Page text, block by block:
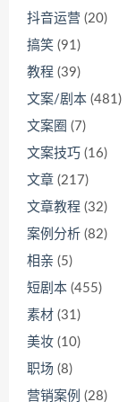
抖音运营 (20)
搞笑 (91)
教程 (39)
文案/剧本 (481)
文案圈 (7)
文案技巧 (16)
文章 (217)
文章教程 (32)
案例分析 (82)
相亲 (5)
短剧本 (455)
素材 (31)
美妆 (10)
职场 (8)
营销案例 (28)